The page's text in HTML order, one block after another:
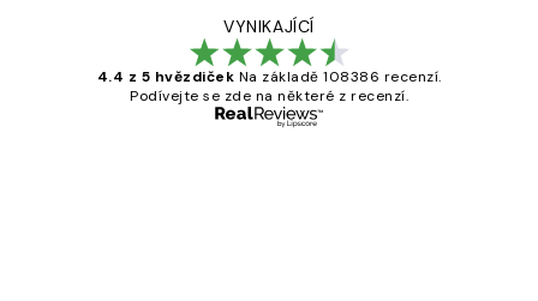
VYNIKAJÍCÍ
4.4 z 5 hvězdiček Na základě 108386 recenzí.
Podívejte se zde na některé z recenzí.